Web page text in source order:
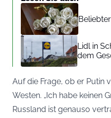
Lidl in
dem
Auf die Frage, ob er Putin
Westen. „Ich habe keinen
Russland ist genauso